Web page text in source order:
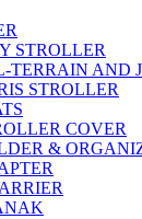
STROLLER
TERRAIN AND
STROLLER
COVER
&